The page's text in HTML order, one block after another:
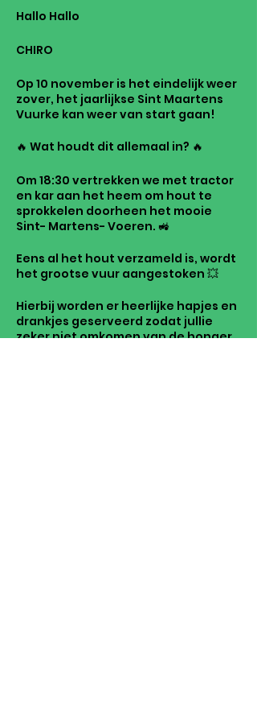
Hallo Hallo
CHIRO
Op 10 november is het eindelijk weer
zover, het jaarlijkse Sint Maartens
Vuurke kan weer van start gaan!
🔥 Wat houdt dit allemaal in? 🔥
Om 18:30 vertrekken we met tractor
en kar aan het heem om hout te
sprokkelen doorheen het mooie
Sint- Martens- Voeren. 🚜
Eens al het hout verzameld is, wordt
het grootse vuur aangestoken 💥
Hierbij worden er heerlijke hapjes en
drankjes geserveerd zodat jullie
zeker niet omkomen van de honger